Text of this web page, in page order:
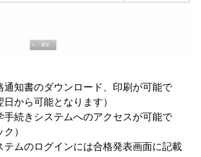
知書のダウンロード、印刷が可能で
から可能となります）
続きシステムへのアクセスが可能で
）
テムのログインには合格発表画面に記載